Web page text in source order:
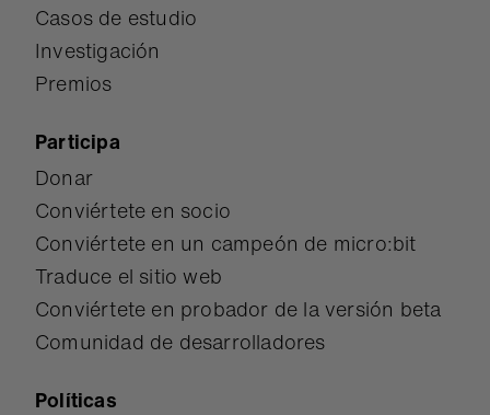
Casos de estudio
Investigación
Premios
Participa
Donar
Conviértete en socio
Conviértete en un campeón de micro:bit
Traduce el sitio web
Conviértete en probador de la versión beta
Comunidad de desarrolladores
Políticas